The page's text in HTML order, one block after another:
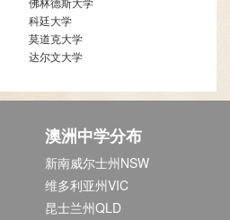
科廷大学
莫道克大学
达尔文大学
澳洲中学分布
新南威尔士州NSW
维多利亚州VIC
昆士兰州QLD